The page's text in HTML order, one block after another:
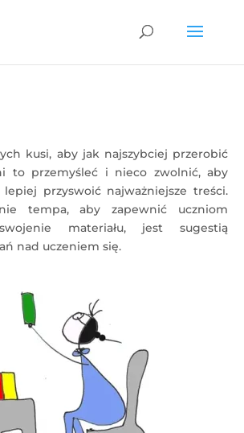
kusi, aby jak najszybciej przerobić
to przemyśleć i nieco zwolnić, aby
przyswoić najważniejsze treści.
tempa, aby zapewnić uczniom
materiału, jest sugestią
nad uczeniem się.